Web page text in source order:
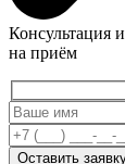
Консультация
на приём